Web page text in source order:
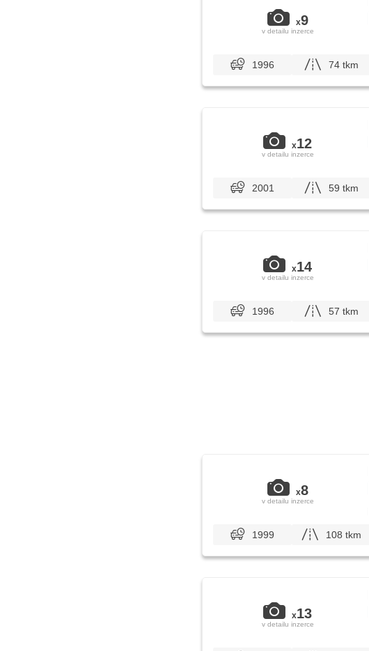
x9
v detailu inzerce
1996 74 tkm
x12
v detailu inzerce
2001 59 tkm
x14
v detailu inzerce
1996 57 tkm
x8
v detailu inzerce
1999 108 tkm
x13
v detailu inzerce